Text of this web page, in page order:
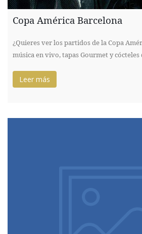
Copa América Barcelona
¿Quieres ver los partidos de la Copa
música en vivo, tapas Gourmet y
Leer más